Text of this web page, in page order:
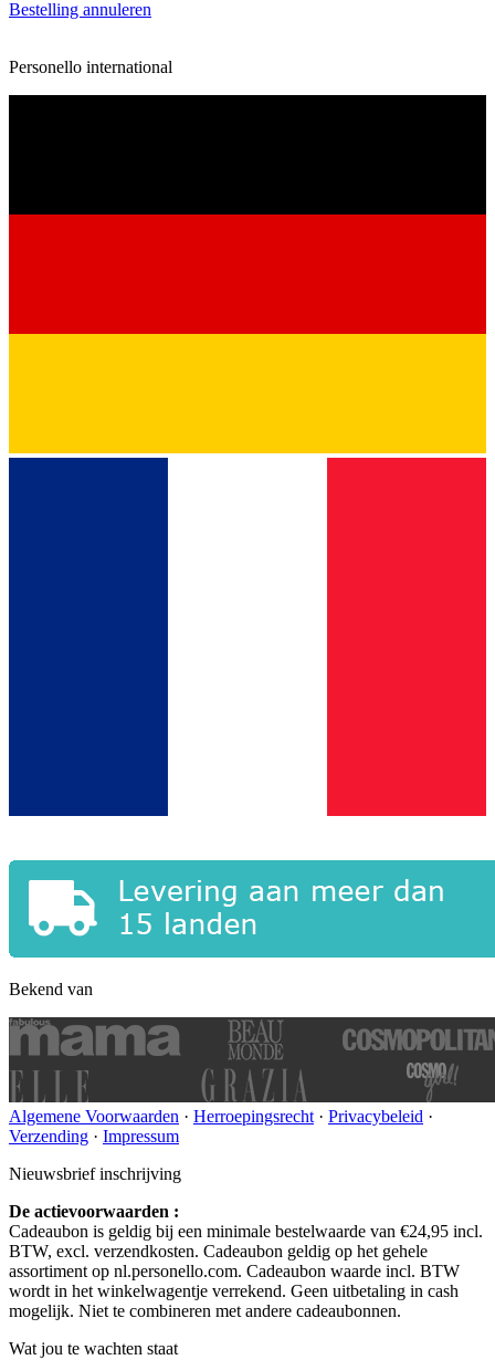
Bestelling annuleren
Personello international
Bekend van
Algemene Voorwaarden · Herroepingsrecht · Privacybeleid ·
Verzending · Impressum
Nieuwsbrief inschrijving
De actievoorwaarden :
Cadeaubon is geldig bij een minimale bestelwaarde van €24,95 incl.
BTW, excl. verzendkosten. Cadeaubon geldig op het gehele
assortiment op nl.personello.com. Cadeaubon waarde incl. BTW
wordt in het winkelwagentje verrekend. Geen uitbetaling in cash
mogelijk. Niet te combineren met andere cadeaubonnen.
Wat jou te wachten staat